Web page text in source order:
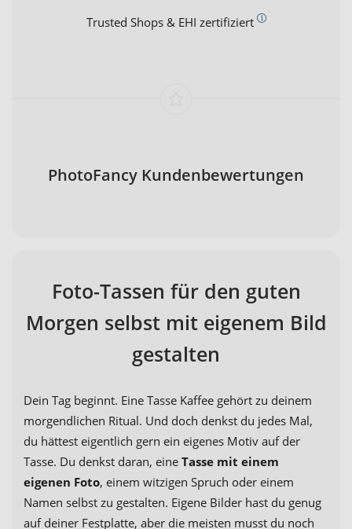
Trusted Shops & EHI zertifiziert
PhotoFancy Kundenbewertungen
Foto-Tassen für den guten
Morgen selbst mit eigenem Bild
gestalten
Dein Tag beginnt. Eine Tasse Kaffee gehört zu deinem
morgendlichen Ritual. Und doch denkst du jedes Mal,
du hättest eigentlich gern ein eigenes Motiv auf der
Tasse. Du denkst daran, eine Tasse mit einem
eigenen Foto, einem witzigen Spruch oder einem
Namen selbst zu gestalten. Eigene Bilder hast du genug
auf deiner Festplatte, aber die meisten musst du noch